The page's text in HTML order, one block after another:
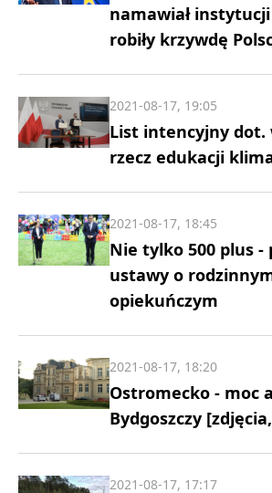
namawiał instytucji
robiły krzywdę
List intencyjny dot.
rzecz edukacji
2021-08-17, 19:05
Nie tylko 500 plus
ustawy o
opiekuńczym
2021-08-17, 18:45
Ostromecko - moc
Bydgoszczy
2021-08-17, 18:20
2021-08-17, 17:17